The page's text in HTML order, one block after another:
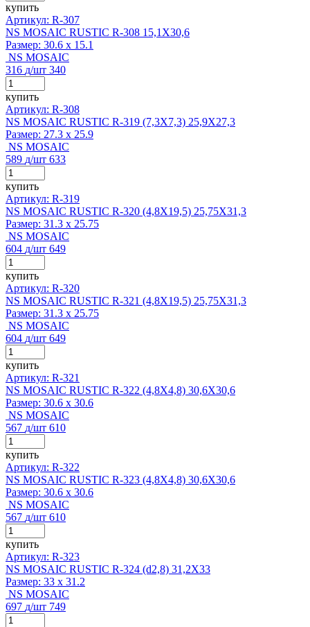
купить
Артикул: R-307
NS MOSAIC RUSTIC R-308 15,1X30,6
Размер: 30.6 x 15.1
NS MOSAIC
316 д/шт 340
купить
Артикул: R-308
NS MOSAIC RUSTIC R-319 (7,3X7,3) 25,9X27,3
Размер: 27.3 x 25.9
NS MOSAIC
589 д/шт 633
купить
Артикул: R-319
NS MOSAIC RUSTIC R-320 (4,8X19,5) 25,75X31,3
Размер: 31.3 x 25.75
NS MOSAIC
604 д/шт 649
купить
Артикул: R-320
NS MOSAIC RUSTIC R-321 (4,8X19,5) 25,75X31,3
Размер: 31.3 x 25.75
NS MOSAIC
604 д/шт 649
купить
Артикул: R-321
NS MOSAIC RUSTIC R-322 (4,8X4,8) 30,6X30,6
Размер: 30.6 x 30.6
NS MOSAIC
567 д/шт 610
купить
Артикул: R-322
NS MOSAIC RUSTIC R-323 (4,8X4,8) 30,6X30,6
Размер: 30.6 x 30.6
NS MOSAIC
567 д/шт 610
купить
Артикул: R-323
NS MOSAIC RUSTIC R-324 (d2,8) 31,2X33
Размер: 33 x 31.2
NS MOSAIC
697 д/шт 749